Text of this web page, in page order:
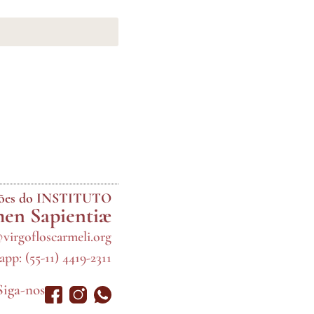
do INSTITUTO
Sapientiæ
(55-11) 4419-2311
nos